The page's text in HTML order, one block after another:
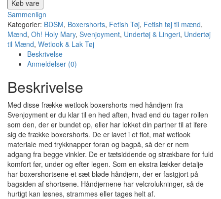
Køb vare
Sammenlign
Kategorier: BDSM, Boxershorts, Fetish Tøj, Fetish tøj til mænd,
Mænd, Oh! Holy Mary, Svenjoyment, Undertøj & Lingeri, Undertøj
til Mænd, Wetlook & Lak Tøj
Beskrivelse
Anmeldelser (0)
Beskrivelse
Med disse frække wetlook boxershorts med håndjern fra
Svenjoyment er du klar til en hed aften, hvad end du tager rollen
som den, der er bundet op, eller har lokket din partner til at iføre
sig de frække boxershorts. De er lavet i et flot, mat wetlook
materiale med trykknapper foran og bagpå, så der er nem
adgang fra begge vinkler. De er tætsiddende og strækbare for fuld
komfort før, under og efter legen. Som en ekstra lækker detalje
har boxershortsene et sæt bløde håndjern, der er fastgjort på
bagsiden af shortsene. Håndjernene har velcrolukninger, så de
hurtigt kan løsnes, strammes eller tages helt af.